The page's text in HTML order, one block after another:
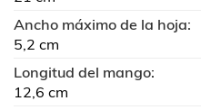
Ancho máximo de la hoja:
5,2 cm
Longitud del mango:
12,6 cm